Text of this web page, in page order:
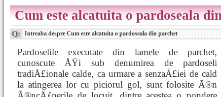
Cum este alcatuita o pardoseala
Q: Intreaba despre Cum este alcatuita o pardoseala din parchet
Pardoselile executate din lamele de parchet,
cunoscute ÅŸi sub denumirea de pardoseli
tradiÅ£ionale calde, ca urmare a senzaÅ£iei de cald
la atingerea lor cu piciorul gol, sunt folosite Ã®n